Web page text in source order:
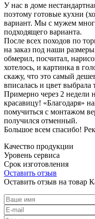
У нас в доме
поэтому готовые кухни
вариант. Мы с мужем
подходящего варианта.
После всех походов по
на заказ под наши
обмерил, посчитал,
хотелось, и картинка в
скажу, что это самый
вписалась и цвет выбрала
Примерно через 2 недели
красавицу! «Благодаря»
помучиться с монтажом
получился отменный.
Большое всем спасибо!
Качество продукции
Уровень сервиса
Срок изготовления
Оставить отзыв
Оставить отзыв на товар